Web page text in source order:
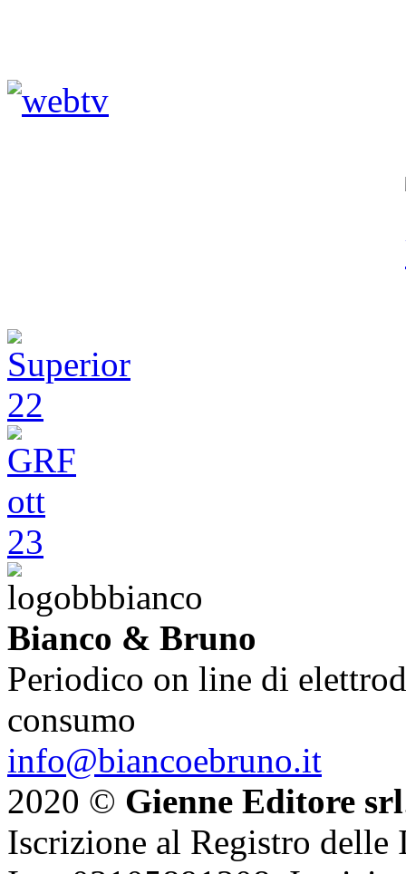
Bianco & Bruno
Periodico on line di
consumo
info@biancoebruno.it
2020 © Gienne Editore srl
Iscrizione al Registro delle